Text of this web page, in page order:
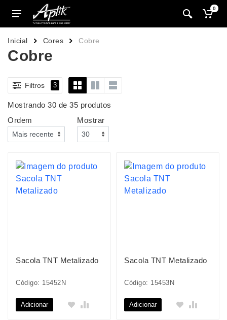
0
Inicial Cores Cobre
Cobre
Filtros 3
Mostrando 30 de 35 produtos
Ordem
Mostrar
Sacola TNT Metalizado
Código: 15452N
Adicionar
Sacola TNT Metalizado
Código: 15453N
Adicionar